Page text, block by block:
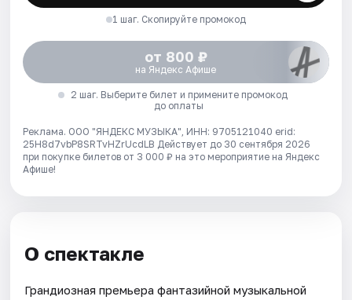
1 шаг. Скопируйте промокод
от 800 ₽
на Яндекс Афише
2 шаг. Выберите билет и примените промокод
до оплаты
Реклама. ООО "ЯНДЕКС МУЗЫКА", ИНН: 9705121040 erid:
25H8d7vbP8SRTvHZrUcdLB Действует до 30 сентября 2026
при покупке билетов от 3 000 ₽ на это мероприятие на Яндекс
Афише!
О спектакле
Грандиозная премьера фантазийной музыкальной